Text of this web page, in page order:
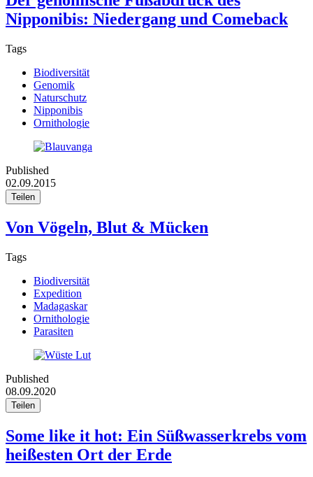
Nipponibis: Niedergang und Comeback
Tags
Biodiversität
Genomik
Naturschutz
Nipponibis
Ornithologie
Published
02.09.2015
Teilen
Von Vögeln, Blut & Mücken
Tags
Biodiversität
Expedition
Madagaskar
Ornithologie
Parasiten
Published
08.09.2020
Teilen
Some like it hot: Ein Süßwasserkrebs vom
heißesten Ort der Erde